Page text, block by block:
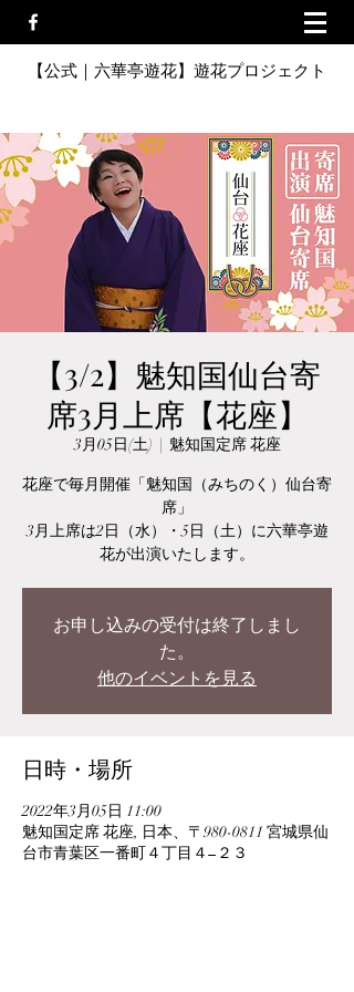
【公式｜六華亭遊花】遊花プロジェクト
【3/2】魅知国仙台寄
席3月上席【花座】
3月05日(土)
  |
魅知国定席 花座
花座で毎月開催「魅知国（みちのく）仙台寄
席」
3月上席は2日（水）・5日（土）に六華亭遊
花が出演いたします。
お申し込みの受付は終了しまし
た。
他のイベントを見る
日時・場所
2022年3月05日 11:00
魅知国定席 花座, 日本、〒980-0811 宮城県仙
台市青葉区一番町４丁目４−２３